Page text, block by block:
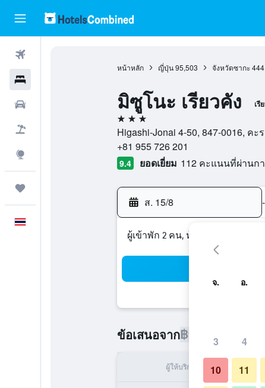
หน้าหลัก ญี่ปุ่น 95,503 จังหวัดซากะ 444
มิซูโนะ เรียวคัง เรี
3 ดาว
Higashi-Jonai 4-50, 847-0016, ค
+81 955 726 201
9.4 ยอดเยี่ยม 112 คะแนนที่ผ่านก
ส. 15/8 -
ผู้เข้าพัก 2 คน, ห้องพัก 1 ห้อง
ข้อเสนอจาก฿9,486
ผู้ให้บริการ ทั้
จ. อ.
3 4
10 11